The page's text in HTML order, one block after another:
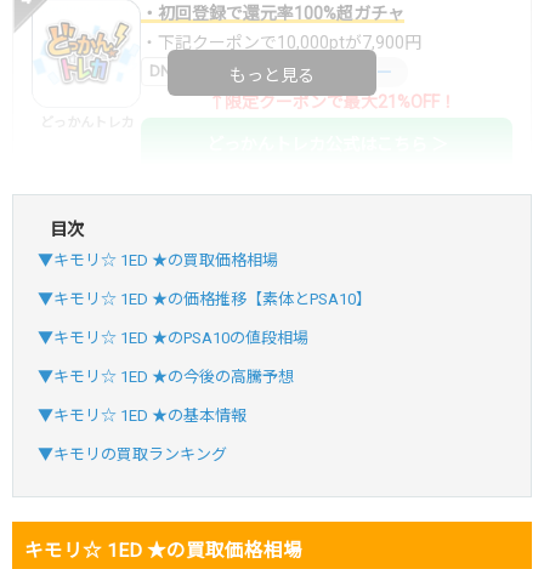
・初回登録で還元率100%超ガチャ
・下記クーポンで10,000ptが7,900円
DNGBIF4X コードコピー
↑限定クーポンで最大21%OFF！
おりパンダ
・新規登録で6種類アド確解禁
SVGC7P コードコピー
オリパスタジアム
・atone・ペイディ対応！
オリパスタジアム公式はこちら ＞
もっと見る
目次
▼キモリ☆ 1ED ★の買取価格相場
▼キモリ☆ 1ED ★の価格推移【素体とPSA10】
▼キモリ☆ 1ED ★のPSA10の値段相場
▼キモリ☆ 1ED ★の今後の高騰予想
▼キモリ☆ 1ED ★の基本情報
▼キモリの買取ランキング
キモリ☆ 1ED ★の買取価格相場